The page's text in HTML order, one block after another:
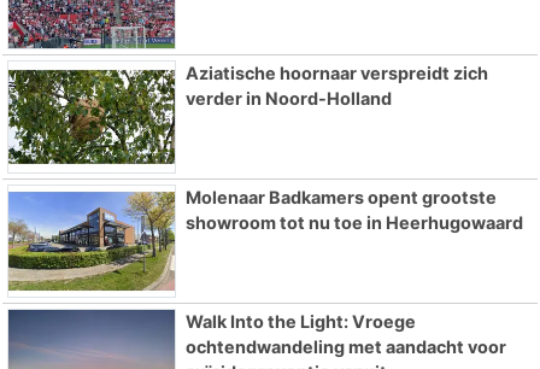
Aziatische hoornaar verspreidt zich
verder in Noord-Holland
Molenaar Badkamers opent grootste
showroom tot nu toe in Heerhugowaard
Walk Into the Light: Vroege
ochtendwandeling met aandacht voor